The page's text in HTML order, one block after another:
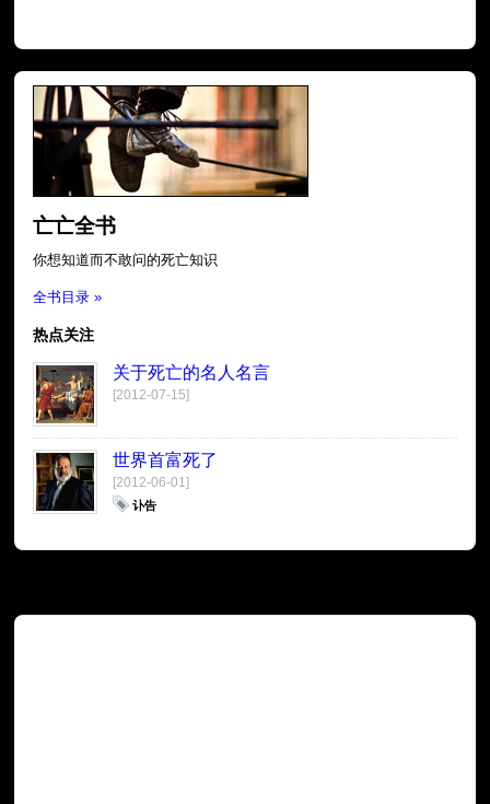
亡亡全书
你想知道而不敢问的死亡知识
全书目录 »
热点关注
关于死亡的名人名言
[2012-07-15]
世界首富死了
[2012-06-01]
讣告